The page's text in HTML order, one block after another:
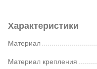
Характеристики
Материал
Материал крепления